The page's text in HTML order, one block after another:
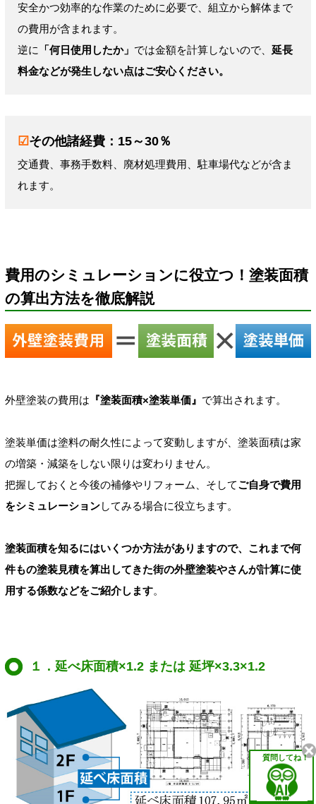
安全かつ効率的な作業のために必要で、組立から解体まで
の費用が含まれます。
逆に
「何日使用したか」 では金額を計算しないので、 延長
料金などが発生しない点はご安心ください。
☑その他諸経費：15～30％
交通費、事務手数料、廃材処理費用、駐車場代などが含ま
れます。
費用のシミュレーションに役立つ！塗装面積
の算出方法を徹底解説
外壁塗装の費用は 『塗装面積×塗装単価』 で算出されます。
塗装単価は塗料の耐久性によって変動しますが、塗装面積は家
の増築・減築をしない限りは変わりません。
把握しておくと今後の補修やリフォーム、そしてご自身で費用
をシミュレーションしてみる場合に役立ちます。
塗装面積を知るにはいくつか方法がありますので、これまで何
件もの塗装見積を算出してきた街の外壁塗装やさんが計算に使
用する係数などをご紹介します。
１．延べ床面積×1.2 または 延坪×3.3×1.2
質問してね！